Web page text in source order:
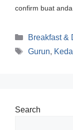
confirm buat
Categories
Breakfast &
Tags
Gurun,
Search